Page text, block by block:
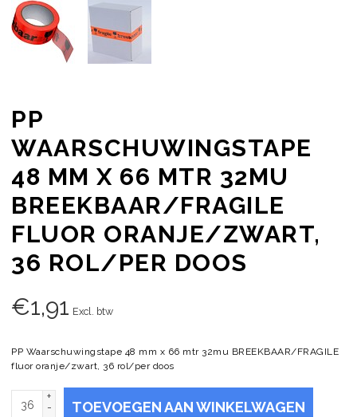
PP
WAARSCHUWINGSTAPE
48 MM X 66 MTR 32MU
BREEKBAAR/FRAGILE
FLUOR ORANJE/ZWART,
36 ROL/PER DOOS
€1,91 Excl. btw
PP Waarschuwingstape 48 mm x 66 mtr 32mu BREEKBAAR/FRAGILE
fluor oranje/zwart, 36 rol/per doos
+
-
TOEVOEGEN AAN WINKELWAGEN